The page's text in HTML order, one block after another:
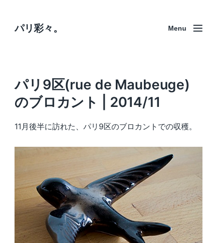
パリ彩々。 Menu
パリ9区(rue de Maubeuge)
のブロカント | 2014/11
11月後半に訪れた、パリ9区のブロカントでの収穫。